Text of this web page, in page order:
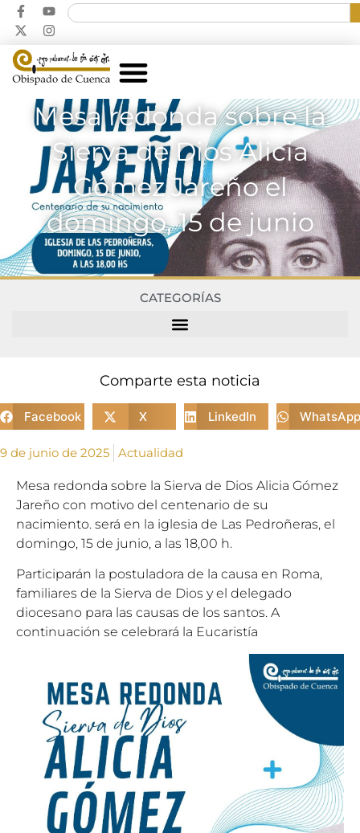
Mesa redonda sobre la
Sierva de Dios Alicia
Gómez Jareño el
domingo, 15 de junio
CATEGORÍAS
Comparte esta noticia
Facebook X LinkedIn WhatsApp
9 de junio de 2025 Actualidad
Mesa redonda sobre la Sierva de Dios Alicia Gómez
Jareño con motivo del centenario de su
nacimiento. será en la iglesia de Las Pedroñeras, el
domingo, 15 de junio, a las 18,00 h.
Participarán la postuladora de la causa en Roma,
familiares de la Sierva de Dios y el delegado
diocesano para las causas de los santos. A
continuación se celebrará la Eucaristía